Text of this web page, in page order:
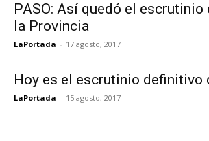
PASO: Así quedó el
la Provincia
LaPortada - 17 agosto, 2017
Hoy es el escrutinio definitivo
LaPortada - 15 agosto, 2017